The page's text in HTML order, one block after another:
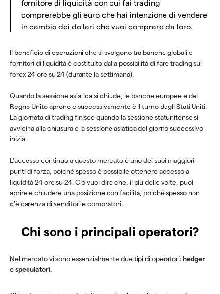
fornitore di liquidità con cui fai trading
comprerebbe gli euro che hai intenzione di vendere
in cambio dei dollari che vuoi comprare da loro.
Il beneficio di operazioni che si svolgono tra banche globali e
fornitori di liquidità è costituito dalla possibilità di fare trading sul
forex 24 ore su 24 (durante la settimana).
Quando la sessione asiatica si chiude, le banche europee e del
Regno Unito aprono e successivamente è il turno degli Stati Uniti.
La giornata di trading finisce quando la sessione statunitense si
avvicina alla chiusura e la sessione asiatica del giorno successivo
inizia.
L'accesso continuo a questo mercato è uno dei suoi maggiori
punti di forza, poiché spesso è possibile ottenere accesso a
liquidità 24 ore su 24. Ciò vuol dire che, il più delle volte, puoi
aprire e chiudere una posizione con facilità, poiché spesso non
c'è carenza di venditori e compratori.
Chi sono i principali operatori?
Nel mercato vi sono essenzialmente due tipi di operatori:hedger
especulatori.